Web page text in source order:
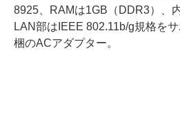
8925、RAMは1GB（DDR3）、
LAN部はIEEE 802.11b/g規格を
梱のACアダプター。